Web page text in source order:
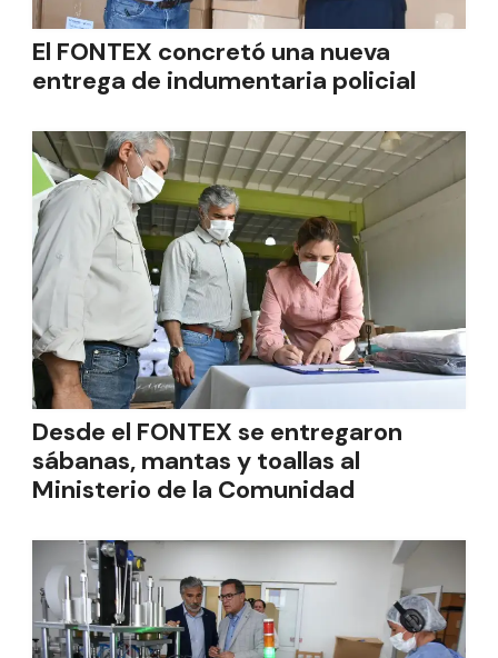
El FONTEX concretó una nueva
entrega de indumentaria policial
Desde el FONTEX se entregaron
sábanas, mantas y toallas al
Ministerio de la Comunidad